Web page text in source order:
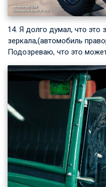
14. Я долго думал, что это
зеркала,(автомобиль
Подозреваю, что это